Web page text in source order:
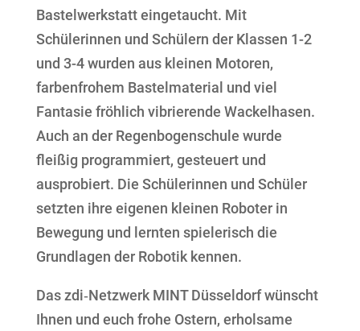
Bastelwerkstatt eingetaucht. Mit
Schülerinnen und Schülern der Klassen 1-2
und 3-4 wurden aus kleinen Motoren,
farbenfrohem Bastelmaterial und viel
Fantasie fröhlich vibrierende Wackelhasen.
Auch an der Regenbogenschule wurde
fleißig programmiert, gesteuert und
ausprobiert. Die Schülerinnen und Schüler
setzten ihre eigenen kleinen Roboter in
Bewegung und lernten spielerisch die
Grundlagen der Robotik kennen.
Das zdi‑Netzwerk MINT Düsseldorf wünscht
Ihnen und euch frohe Ostern, erholsame